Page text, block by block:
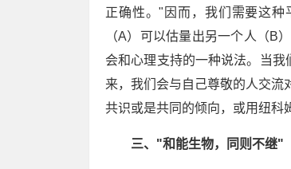
正确性。"因而，我们需要这
（A）可以估量出另一个人（B
会和心理支持的一种说法。当
来，我们会与自己尊敬的人交流
共识或是共同的倾向，或用纽科
三、"和能生物，同则不继"